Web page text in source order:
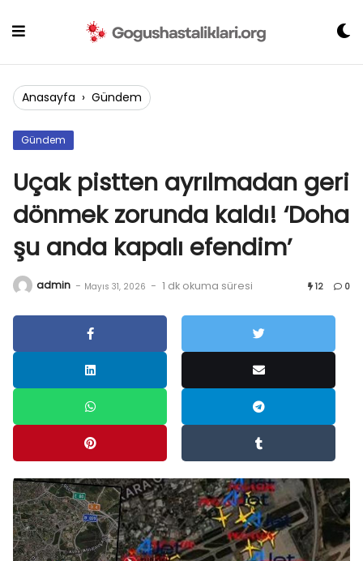
Anasayfa › Gündem
Gündem
Uçak pistten ayrılmadan geri
dönmek zorunda kaldı! ‘Doha
şu anda kapalı efendim’
admin - Mayıs 31, 2026 - 1 dk okuma süresi 12 0